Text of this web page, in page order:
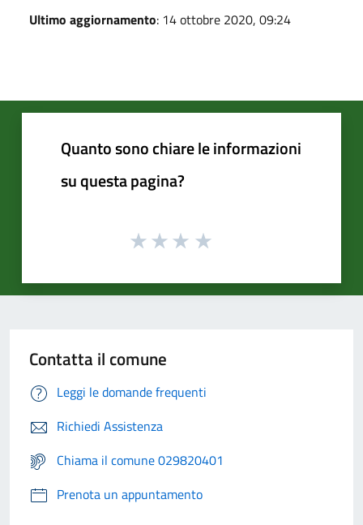
Ultimo aggiornamento: 14 ottobre 2020, 09:24
Quanto sono chiare le informazioni
su questa pagina?
Contatta il comune
Leggi le domande frequenti
Richiedi Assistenza
Chiama il comune 029820401
Prenota un appuntamento